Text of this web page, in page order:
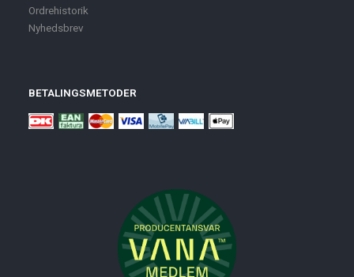
Ordrehistorik
Nyhedsbrev
BETALINGSMETODER